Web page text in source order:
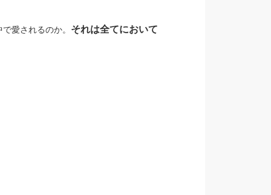
愛されるのか。 それは全てにおいて